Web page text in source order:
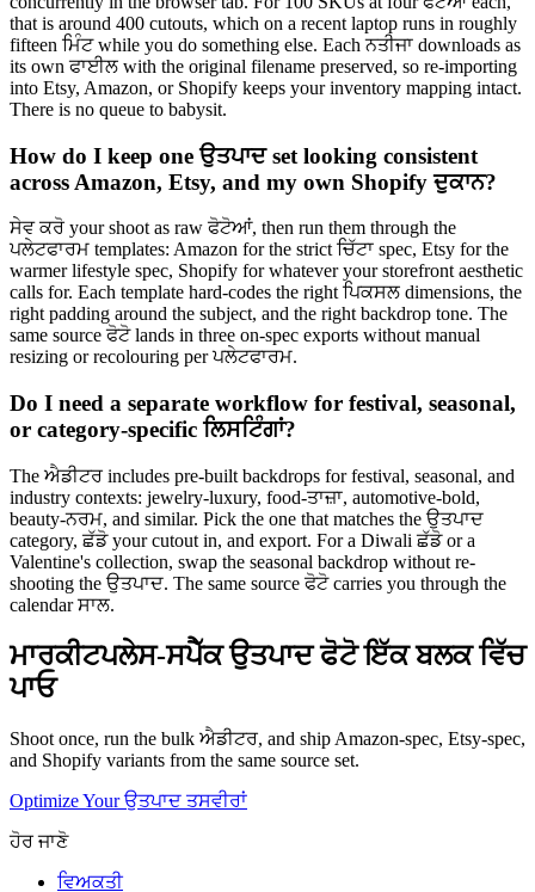
that is around 400 cutouts, which on a recent laptop runs in roughly
fifteen ਮਿੰਟ while you do something else. Each ਨਤੀਜਾ downloads as
its own ਫਾਈਲ with the original filename preserved, so re-importing
into Etsy, Amazon, or Shopify keeps your inventory mapping intact.
There is no queue to babysit.
How do I keep one ਉਤਪਾਦ set looking consistent
across Amazon, Etsy, and my own Shopify ਦੁਕਾਨ?
ਸੇਵ ਕਰੋ your shoot as raw ਫੋਟੋਆਂ, then run them through the
ਪਲੇਟਫਾਰਮ templates: Amazon for the strict ਚਿੱਟਾ spec, Etsy for the
warmer lifestyle spec, Shopify for whatever your storefront aesthetic
calls for. Each template hard-codes the right ਪਿਕਸਲ dimensions, the
right padding around the subject, and the right backdrop tone. The
same source ਫੋਟੋ lands in three on-spec exports without manual
resizing or recolouring per ਪਲੇਟਫਾਰਮ.
Do I need a separate workflow for festival, seasonal,
or category-specific ਲਿਸਟਿੰਗਾਂ?
The ਐਡੀਟਰ includes pre-built backdrops for festival, seasonal, and
industry contexts: jewelry-luxury, food-ਤਾਜ਼ਾ, automotive-bold,
beauty-ਨਰਮ, and similar. Pick the one that matches the ਉਤਪਾਦ
category, ਛੱਡੋ your cutout in, and export. For a Diwali ਛੱਡੋ or a
Valentine's collection, swap the seasonal backdrop without re-
shooting the ਉਤਪਾਦ. The same source ਫੋਟੋ carries you through the
calendar ਸਾਲ.
ਮਾਰਕੀਟਪਲੇਸ-ਸਪੈੱਕ ਉਤਪਾਦ ਫੋਟੋ ਇੱਕ ਬਲਕ ਵਿੱਚ
ਪਾਓ
Shoot once, run the bulk ਐਡੀਟਰ, and ship Amazon-spec, Etsy-spec,
and Shopify variants from the same source set.
Optimize Your ਉਤਪਾਦ ਤਸਵੀਰਾਂ
ਹੋਰ ਜਾਣੋ
ਵਿਅਕਤੀ